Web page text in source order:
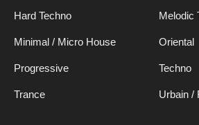
Hard Techno Melodic
Minimal / Micro House Oriental
Progressive Techno
Trance Urbain /